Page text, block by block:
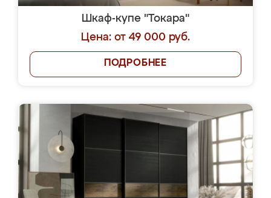
Шкаф-купе "Токара"
Цена: от 49 000 руб.
ПОДРОБНЕЕ